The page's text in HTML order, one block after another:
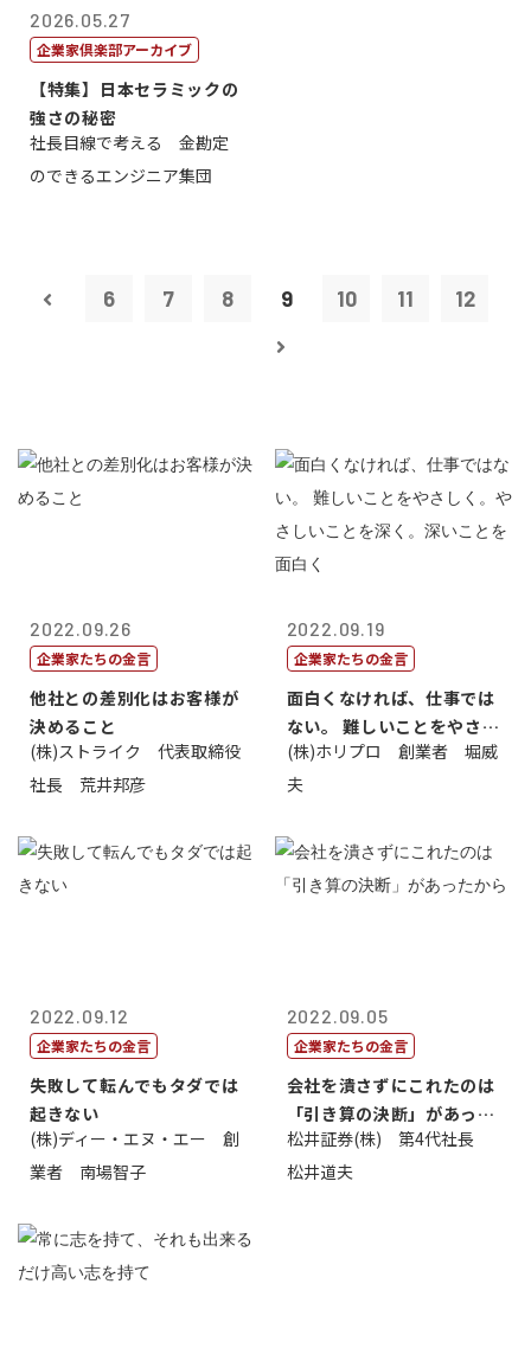
2026.05.27
企業家倶楽部アーカイブ
【特集】日本セラミックの
強さの秘密
社長目線で考える 金勘定
のできるエンジニア集団
6 7 8 9 10 11 12
2022.09.26
企業家たちの金言
他社との差別化はお客様が
決めること
(株)ストライク 代表取締役
社長 荒井邦彦
2022.09.19
企業家たちの金言
面白くなければ、仕事では
ない。 難しいことをやさし
く。やさし...
(株)ホリプロ 創業者 堀威
夫
2022.09.12
企業家たちの金言
失敗して転んでもタダでは
起きない
(株)ディー・エヌ・エー 創
業者 南場智子
2022.09.05
企業家たちの金言
会社を潰さずにこれたのは
「引き算の決断」があった
から
松井証券(株) 第4代社長
松井道夫